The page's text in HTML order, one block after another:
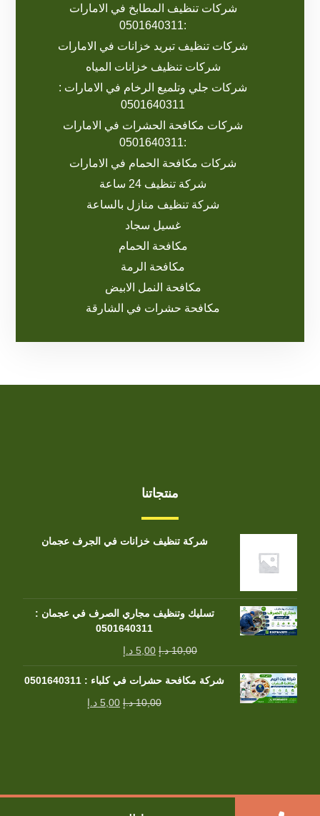
شركات تنظيف المطابخ في الامارات
:0501640311
شركات تنظيف تبريد خزانات في الامارات
شركات تنظيف خزانات المياه
شركات جلي وتلميع الرخام في الامارات :
0501640311
شركات مكافحة الحشرات في الامارات
:0501640311
شركات مكافحة الحمام في الامارات
شركة تنظيف 24 ساعة
شركة تنظيف منازل بالساعة
غسيل سجاد
مكافحة الحمام
مكافحة الرمة
مكافحة النمل الابيض
مكافحة حشرات في الشارقة
منتجاتنا
شركة تنظيف خزانات في الجرف عجمان
تسليك وتنظيف مجاري الصرف في عجمان :
0501640311
10,00 د.إ 5,00 د.إ
شركة مكافحة حشرات في كلباء : 0501640311
10,00 د.إ 5,00 د.إ